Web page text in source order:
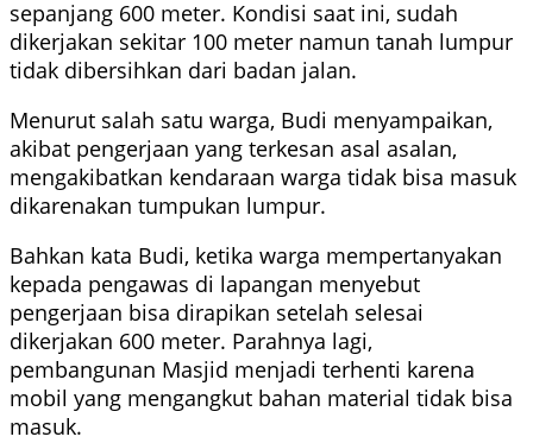
sepanjang 600 meter. Kondisi saat ini, sudah
dikerjakan sekitar 100 meter namun tanah lumpur
tidak dibersihkan dari badan jalan.
Menurut salah satu warga, Budi menyampaikan,
akibat pengerjaan yang terkesan asal asalan,
mengakibatkan kendaraan warga tidak bisa masuk
dikarenakan tumpukan lumpur.
Bahkan kata Budi, ketika warga mempertanyakan
kepada pengawas di lapangan menyebut
pengerjaan bisa dirapikan setelah selesai
dikerjakan 600 meter. Parahnya lagi,
pembangunan Masjid menjadi terhenti karena
mobil yang mengangkut bahan material tidak bisa
masuk.